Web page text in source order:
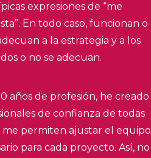
expresiones de “me
En todo caso, funcionan o
a la estrategia y a los
o no se adecuan.
años de profesión, he creado
de confianza de todas
me permiten ajustar el equipo
para cada proyecto. Así, no